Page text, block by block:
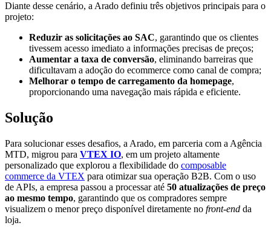
Diante desse cenário, a Arado definiu três objetivos principais para o
projeto:
Reduzir as solicitações ao SAC, garantindo que os clientes
tivessem acesso imediato a informações precisas de preços;
Aumentar a taxa de conversão, eliminando barreiras que
dificultavam a adoção do ecommerce como canal de compra;
Melhorar o tempo de carregamento da homepage,
proporcionando uma navegação mais rápida e eficiente.
Solução
Para solucionar esses desafios, a Arado, em parceria com a Agência
MTD, migrou para VTEX IO, em um projeto altamente
personalizado que explorou a flexibilidade do composable
commerce da VTEX para otimizar sua operação B2B. Com o uso
de APIs, a empresa passou a processar até 50 atualizações de preço
ao mesmo tempo, garantindo que os compradores sempre
visualizem o menor preço disponível diretamente no front-end da
loja.